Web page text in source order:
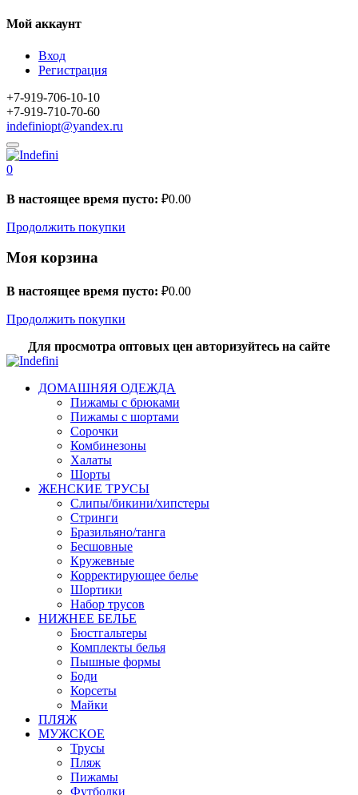
Мой аккаунт
Вход
Регистрация
+7-919-706-10-10
+7-919-710-70-60
indefiniopt@yandex.ru
0
В настоящее время пусто: ₽0.00
Продолжить покупки
Моя корзина
В настоящее время пусто: ₽0.00
Продолжить покупки
Для просмотра оптовых цен авторизуйтесь на сайте
ДОМАШНЯЯ ОДЕЖДА
Пижамы с брюками
Пижамы с шортами
Сорочки
Комбинезоны
Халаты
Шорты
ЖЕНСКИЕ ТРУСЫ
Слипы/бикини/хипстеры
Стринги
Бразильяно/танга
Бесшовные
Кружевные
Корректирующее белье
Шортики
Набор трусов
НИЖНЕЕ БЕЛЬЕ
Бюстгальтеры
Комплекты белья
Пышные формы
Боди
Корсеты
Майки
ПЛЯЖ
МУЖСКОЕ
Трусы
Пляж
Пижамы
Футболки